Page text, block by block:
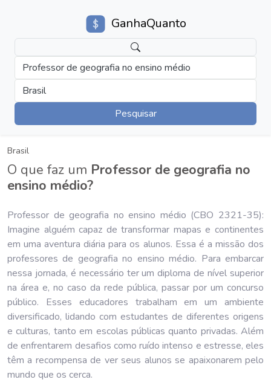
GanhaQuanto
Professor de geografia no ensino médio
Brasil
Pesquisar
Brasil
O que faz um Professor de geografia no
ensino médio?
Professor de geografia no ensino médio (CBO 2321-35):
Imagine alguém capaz de transformar mapas e continentes
em uma aventura diária para os alunos. Essa é a missão dos
professores de geografia no ensino médio. Para embarcar
nessa jornada, é necessário ter um diploma de nível superior
na área e, no caso da rede pública, passar por um concurso
público. Esses educadores trabalham em um ambiente
diversificado, lidando com estudantes de diferentes origens
e culturas, tanto em escolas públicas quanto privadas. Além
de enfrentarem desafios como ruído intenso e estresse, eles
têm a recompensa de ver seus alunos se apaixonarem pelo
mundo que os cerca.